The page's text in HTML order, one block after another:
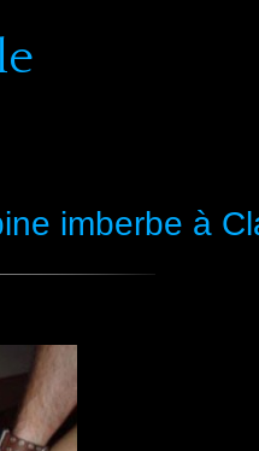
imberbe à